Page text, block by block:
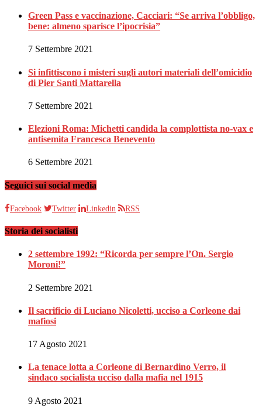
Green Pass e vaccinazione, Cacciari: “Se arriva l’obbligo,
bene: almeno sparisce l’ipocrisia”
7 Settembre 2021
Si infittiscono i misteri sugli autori materiali dell’omicidio
di Pier Santi Mattarella
7 Settembre 2021
Elezioni Roma: Michetti candida la complottista no-vax e
antisemita Francesca Benevento
6 Settembre 2021
Seguici sui social media
Facebook Twitter Linkedin RSS
Storia dei socialisti
2 settembre 1992: “Ricorda per sempre l’On. Sergio
Moroni!”
2 Settembre 2021
Il sacrificio di Luciano Nicoletti, ucciso a Corleone dai
mafiosi
17 Agosto 2021
La tenace lotta a Corleone di Bernardino Verro, il
sindaco socialista ucciso dalla mafia nel 1915
9 Agosto 2021